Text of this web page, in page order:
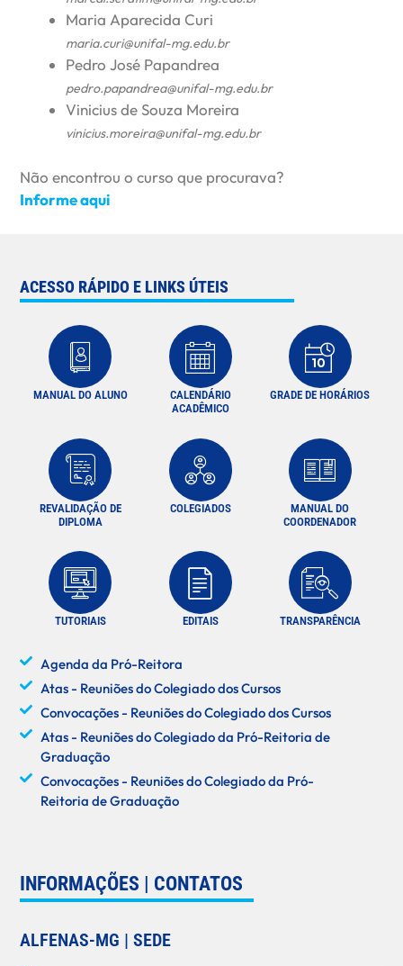
Maria Aparecida Curi
maria.curi@unifal-mg.edu.br
Pedro José Papandrea
pedro.papandrea@unifal-mg.edu.br
Vinicius de Souza Moreira
vinicius.moreira@unifal-mg.edu.br
Não encontrou o curso que procurava?
Informe aqui
ACESSO RÁPIDO E LINKS ÚTEIS
MANUAL DO ALUNO
CALENDÁRIO
ACADÊMICO
GRADE DE HORÁRIOS
REVALIDAÇÃO DE
DIPLOMA
COLEGIADOS
MANUAL DO
COORDENADOR
TUTORIAIS EDITAIS TRANSPARÊNCIA
Agenda da Pró-Reitora
Atas - Reuniões do Colegiado dos Cursos
Convocações - Reuniões do Colegiado dos Cursos
Atas - Reuniões do Colegiado da Pró-Reitoria de
Graduação
Convocações - Reuniões do Colegiado da Pró-
Reitoria de Graduação
INFORMAÇÕES | CONTATOS
ALFENAS-MG | SEDE